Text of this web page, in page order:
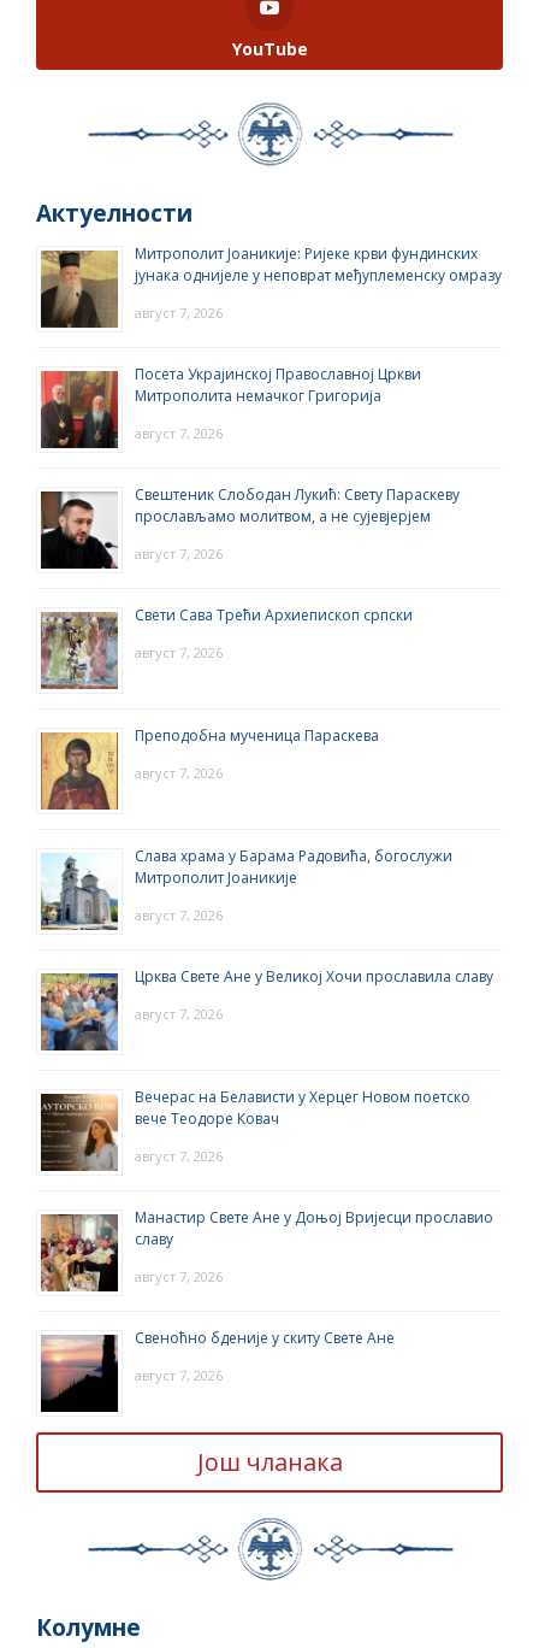
YouTube
Актуелности
Митрополит Јоаникије: Ријеке крви фундинских
јунака однијеле у неповрат међуплеменску омразу
август 7, 2026
Посета Украјинској Православној Цркви
Митрополита немачког Григорија
август 7, 2026
Свештеник Слободан Лукић: Свету Параскеву
прослављамо молитвом, а не сујевјерјем
август 7, 2026
Свети Сава Трећи Архиепископ српски
август 7, 2026
Преподобна мученица Параскева
август 7, 2026
Слава храма у Барама Радовића, богослужи
Митрополит Јоаникије
август 7, 2026
Црква Свете Ане у Великој Хочи прославила славу
август 7, 2026
Вечерас на Белависти у Херцег Новом поетско
вече Теодоре Ковач
август 7, 2026
Манастир Свете Ане у Доњој Вријесци прославио
славу
август 7, 2026
Свеноћно бденије у скиту Свете Ане
август 7, 2026
Још чланака
Колумне